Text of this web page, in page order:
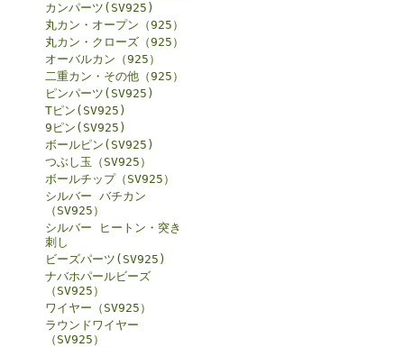
カンパーツ(SV925)
丸カン・オープン（925）
丸カン・クローズ（925）
オーバルカン（925）
二重カン・その他（925）
ピンパーツ(SV925)
Tピン(SV925)
9ピン(SV925)
ボールピン(SV925)
つぶし玉（SV925）
ボールチップ（SV925）
シルバー バチカン
（SV925）
シルバー ヒートン・突き
刺し
ビーズパーツ(SV925)
ナバホパールビーズ
（SV925）
ワイヤー（SV925）
ラウンドワイヤー
（SV925）